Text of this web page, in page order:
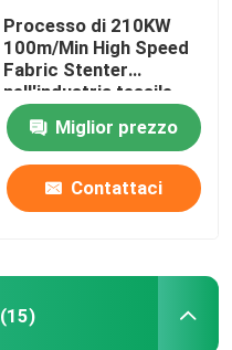
Processo di 210KW
100m/Min High Speed
Fabric Stenter
nell'industria tessile
2800mm
Miglior prezzo
Contattaci
(15)